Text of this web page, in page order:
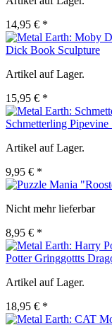
14,95 € *
Dick Book Sculpture
Artikel auf Lager.
15,95 € *
Schmetterling
Artikel auf Lager.
9,95 € *
Nicht mehr lieferbar
8,95 € *
Potter Gringgottts
Artikel auf Lager.
18,95 € *